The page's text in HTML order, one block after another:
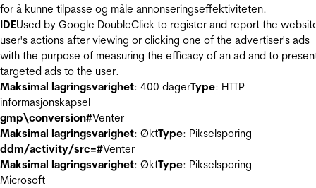
for å kunne tilpasse og måle annonseringseffektiviteten.
IDEUsed by Google DoubleClick to register and report the
user's actions after viewing or clicking one of the advertiser's ads
with the purpose of measuring the efficacy of an ad and to
targeted ads to the user.
Maksimal lagringsvarighet: 400 dagerType: HTTP-
informasjonskapsel
gmp\conversion#Venter
Maksimal lagringsvarighet: ØktType: Pikselsporing
ddm/activity/src=#Venter
Maksimal lagringsvarighet: ØktType: Pikselsporing
Microsoft